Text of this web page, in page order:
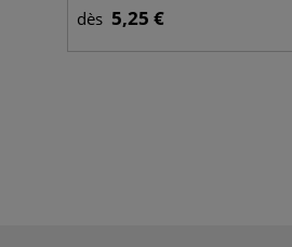
dès 5,25 €